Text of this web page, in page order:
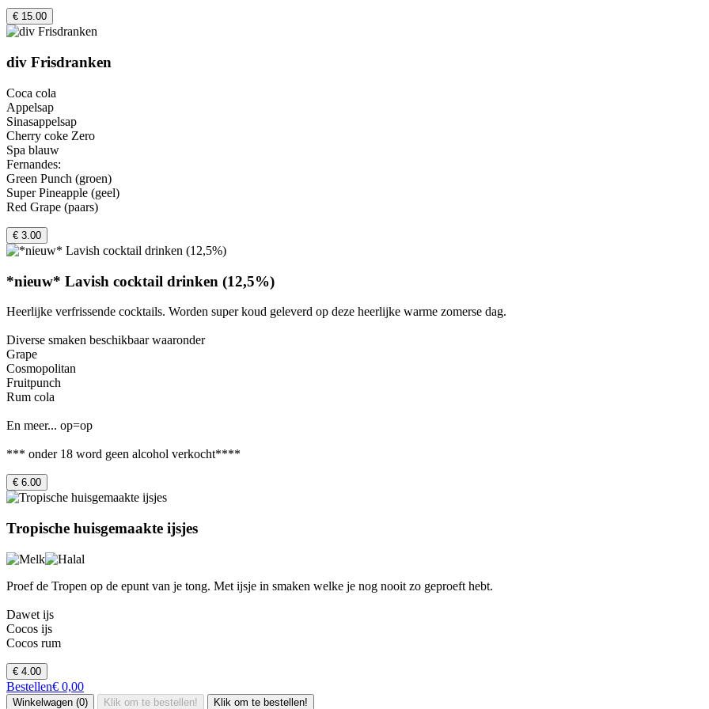
€ 15.00
div Frisdranken
Coca cola
Appelsap
Sinasappelsap
Cherry coke Zero
Spa blauw
Fernandes:
Green Punch (groen)
Super Pineapple (geel)
Red Grape (paars)
€ 3.00
*nieuw* Lavish cocktail drinken (12,5%)
Heerlijke verfrissende cocktails. Worden super koud geleverd op deze heerlijke warme zomerse dag.
Diverse smaken beschikbaar waaronder
Grape
Cosmopolitan
Fruitpunch
Rum cola
En meer... op=op
*** onder 18 word geen alcohol verkocht****
€ 6.00
Tropische huisgemaakte ijsjes
Proef de Tropen op de epunt van je tong. Met ijsje in smaken welke je nog nooit zo geproeft hebt.
Dawet ijs
Cocos ijs
Cocos rum
€ 4.00
Bestellen€ 0,00
Winkelwagen (0) Klik om te bestellen! Klik om te bestellen!